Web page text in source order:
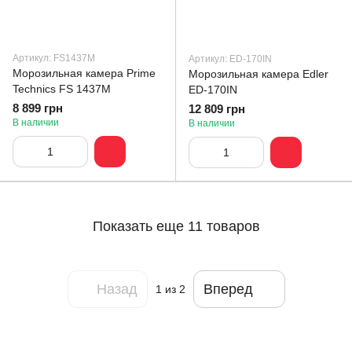
Артикул: FS1437M
Морозильная камера Prime
Technics FS 1437M
8 899 грн
В наличии
Артикул: ED-170IN
Морозильная камера Edler
ED-170IN
12 809 грн
В наличии
Показать еще 11 товаров
Назад 1 из 2 Вперед